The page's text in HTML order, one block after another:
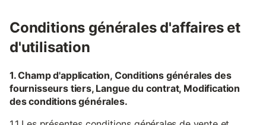
Conditions générales d'affaires et
d'utilisation
1. Champ d'application, Conditions générales des
fournisseurs tiers, Langue du contrat, Modification
des conditions générales.